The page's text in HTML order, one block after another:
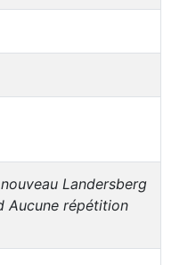
Landersberg
Aucune répétition